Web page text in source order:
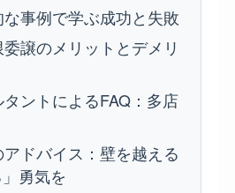
事例で学ぶ成功と失敗
譲のメリットとデメリ
ントによるFAQ：多店
ドバイス：壁を越える
勇気を